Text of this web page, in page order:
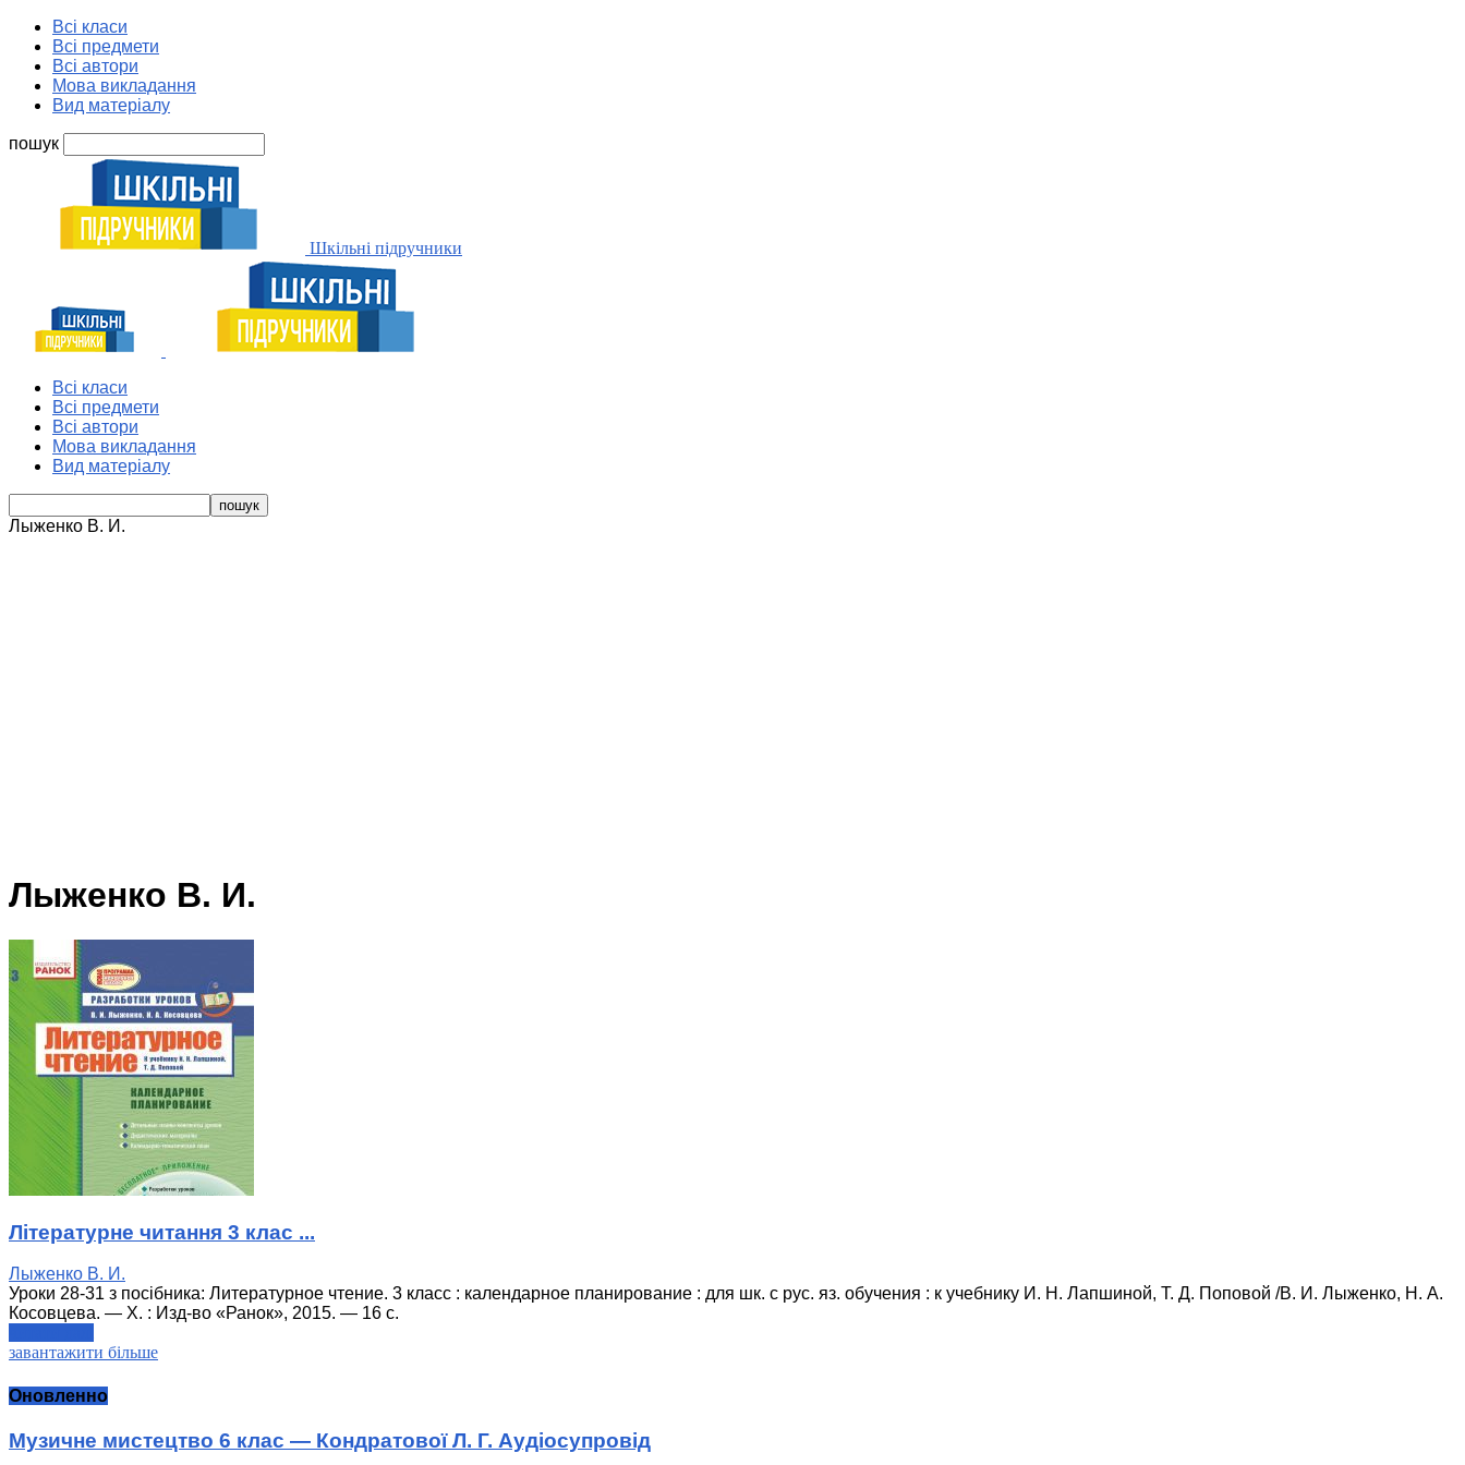
Всі класи
Всі предмети
Всі автори
Мова викладання
Вид матеріалу
пошук
Шкільні підручники
Всі класи
Всі предмети
Всі автори
Мова викладання
Вид матеріалу
Лыженко В. И.
Лыженко В. И.
Літературне читання 3 клас ...
Лыженко В. И.
Уроки 28-31 з посібника: Литературное чтение. 3 класс : календарное планирование : для шк. с рус. яз. обучения : к учебнику И. Н. Лапшиной, Т. Д. Поповой /В. И. Лыженко, Н. А.
Косовцева. — Х. : Изд-во «Ранок», 2015. — 16 с.
завантажити більше
Оновленно
Музичне мистецтво 6 клас — Кондратової Л. Г. Аудіосупровід